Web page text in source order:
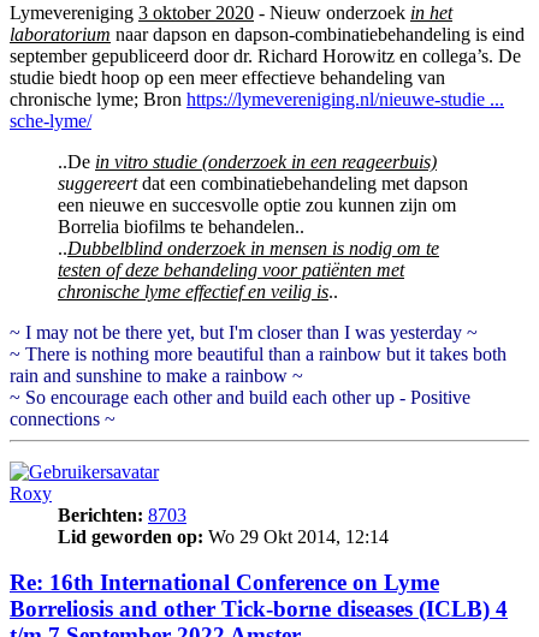
Lymevereniging 3 oktober 2020 - Nieuw onderzoek in het
laboratorium naar dapson en dapson-combinatiebehandeling is eind
september gepubliceerd door dr. Richard Horowitz en collega’s. De
studie biedt hoop op een meer effectieve behandeling van
chronische lyme; Bron https://lymevereniging.nl/nieuwe-studie ...
sche-lyme/
..De in vitro studie (onderzoek in een reageerbuis)
suggereertdat een combinatiebehandeling met dapson
een nieuwe en succesvolle optie zou kunnen zijn om
Borrelia biofilms te behandelen..
..Dubbelblind onderzoek in mensen is nodig om te
testen of deze behandeling voor patiënten met
chronische lyme effectief en veilig is..
~ I may not be there yet, but I'm closer than I was yesterday ~
~ There is nothing more beautiful than a rainbow but it takes both
rain and sunshine to make a rainbow ~
~ So encourage each other and build each other up - Positive
connections ~
Roxy
Berichten: 8703
Lid geworden op: Wo 29 Okt 2014, 12:14
Re: 16th International Conference on Lyme
Borreliosis and other Tick-borne diseases (ICLB) 4